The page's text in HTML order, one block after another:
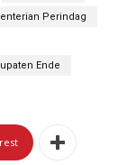
Perindag
Ende